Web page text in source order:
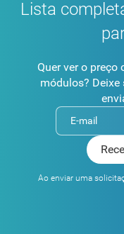
Lista
Quer ver o preço
módulos?
Ao enviar uma